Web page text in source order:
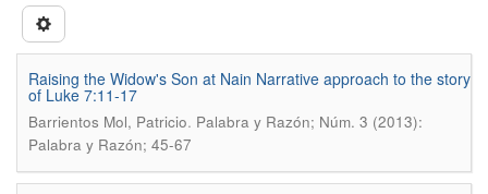
Raising the Widow's Son at Nain Narrative approach to the story
of Luke 7:11-17
Barrientos Mol, Patricio. Palabra y Razón; Núm. 3 (2013):
Palabra y Razón; 45-67